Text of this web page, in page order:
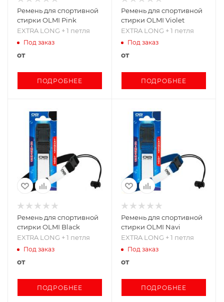
Ремень для спортивной
стирки OLMI Pink
EXTRA LONG + 1 петля
Под заказ
от
ПОДРОБНЕЕ
Ремень для спортивной
стирки OLMI Violet
EXTRA LONG + 1 петля
Под заказ
от
ПОДРОБНЕЕ
Ремень для спортивной
стирки OLMI Black
EXTRA LONG + 1 петля
Под заказ
от
ПОДРОБНЕЕ
Ремень для спортивной
стирки OLMI Navi
EXTRA LONG + 1 петля
Под заказ
от
ПОДРОБНЕЕ